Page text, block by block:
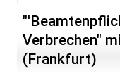
Verbrechen"
(Frankfurt)